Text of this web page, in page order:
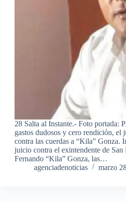
28 Salta al Instante.- Foto portada:
gastos dudosos y cero rendición, el
contra las cuerdas a “Kila” Gonza.
juicio contra el exintendente de
Fernando “Kila” Gonza, las…
agenciadenoticias
marzo